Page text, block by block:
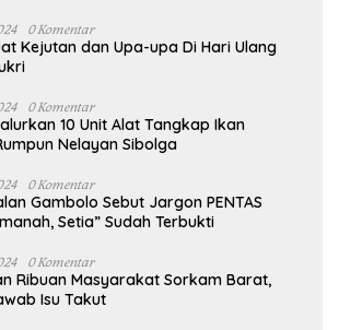
0 Komentar
Kejutan dan Upa-upa Di Hari Ulang
0 Komentar
10 Unit Alat Tangkap Ikan
Nelayan Sibolga
0 Komentar
Gambolo Sebut Jargon PENTAS
Setia” Sudah Terbukti
0 Komentar
Ribuan Masyarakat Sorkam Barat,
Isu Takut